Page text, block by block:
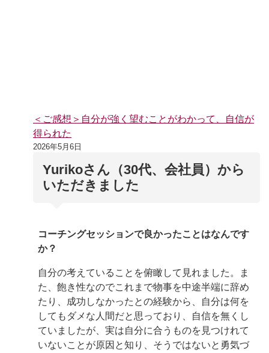
＜ご感想＞自分が強く望むことがわかって、自信が
得られた
2026年5月6日
Yurikoさん（30代、会社員）から
いただきました
コーチングセッションで良かったことはなんです
か？
自分の考えていることを俯瞰して見れました。ま
た、飽き性なのでこれまで物事を中途半端に辞め
たり、成功しなかったとの経験から、自分は何を
してもダメな人間だと思っており、自信を無くし
ていましたが、実は自分に合うものを見つけれて
いないことが原因と知り、そうではないと勇気づ